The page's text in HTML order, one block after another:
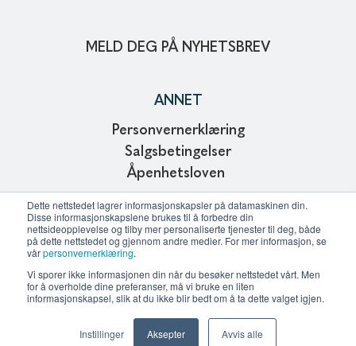
Dette nettstedet lagrer informasjonskapsler på datamaskinen din.
Disse informasjonskapslene brukes til å forbedre din
nettsideopplevelse og tilby mer personaliserte tjenester til deg, både
på dette nettstedet og gjennom andre medier. For mer informasjon, se
vårpersonvernerklæring.
Vi sporer ikke informasjonen din når du besøker nettstedet vårt. Men
for å overholde dine preferanser, må vi bruke en liten
informasjonskapsel, slik at du ikke blir bedt om å ta dette valget igjen.
Instillinger Aksepter Avvis alle
KONTAKT OSS
All kontaktinformasjon
ANNET
Personvernerklæring
Salgsbetingelser
Åpenhetsloven
Copyright © 2024
Webdesign and development of Affinitet AS
MELD DEG PÅ NYHETSBREV